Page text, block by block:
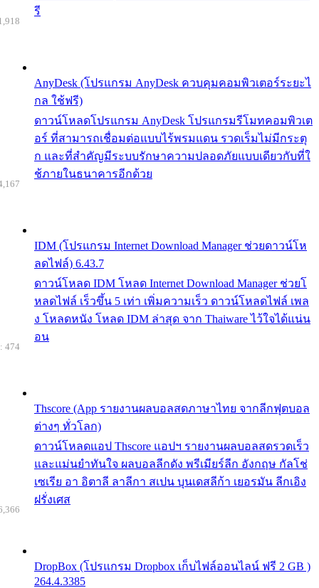
รี
AnyDesk (โปรแกรม AnyDesk ควบคุมคอมพิวเตอร์ระยะไ
กล ใช้ฟรี)
ดาวน์โหลดโปรแกรม AnyDesk โปรแกรมรีโมทคอมพิวเต
อร์ ที่สามารถเชื่อมต่อแบบไร้พรมแดน รวดเร็มไม่มีกระตุ
ก และที่สำคัญมีระบบรักษาความปลอดภัยแบบเดียวกับที่ใ
ช้ภายในธนาคารอีกด้วย
IDM (โปรแกรม Internet Download Manager ช่วยดาวน์โห
ลดไฟล์) 6.43.7
ดาวน์โหลด IDM โหลด Internet Download Manager ช่วยโ
หลดไฟล์ เร็วขึ้น 5 เท่า เพิ่มความเร็ว ดาวน์โหลดไฟล์ เพล
ง โหลดหนัง โหลด IDM ล่าสุด จาก Thaiware ไว้ใจได้แน่น
อน
Thscore (App รายงานผลบอลสดภาษาไทย จากลีกฟุตบอล
ต่างๆ ทั่วโลก)
ดาวน์โหลดแอป Thscore แอปฯ รายงานผลบอลสดรวดเร็ว
และแม่นยำทันใจ ผลบอลลีกดัง พรีเมียร์ลีก อังกฤษ กัลโช่
เซเรีย อา อิตาลี ลาลีกา สเปน บุนเดสลีก้า เยอรมัน ลีกเอิง
ฝรั่งเศส
474
DropBox (โปรแกรม Dropbox เก็บไฟล์ออนไลน์ ฟรี 2 GB )
264.4.3385